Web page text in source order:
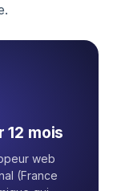
mois
web
(France